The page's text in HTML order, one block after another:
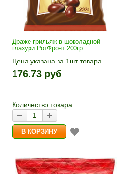
Драже грильяж в шоколадной
глазури РотФронт 200гр
Цена указана за 1шт товара.
1шт прибавляется кнопками «+»
и «-». Выберите нужное
176.73 руб
Количество товара: